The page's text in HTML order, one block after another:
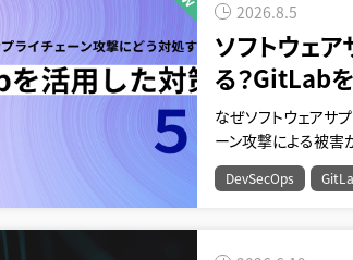
2026.8.5
ソフトウェ
る？GitLab
なぜソフトウェアサ
ーン攻撃による被害
DevSecOps